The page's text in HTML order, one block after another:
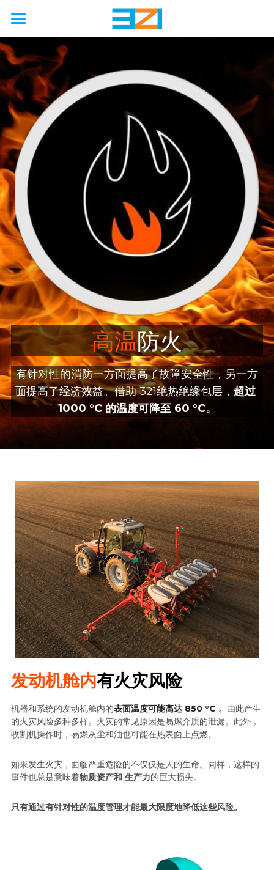
首页
行业
非公路
公路
新能源
硫化机
压缩机
巨型轮胎
制药厂
化工厂
石油天然气
使用场景
国际海上安全公约
废气处理
改造
能力
解决方案
硬金属防护壳
软金属防护罩
柔性节能保温套
国六/七
企业资质
三二一研发
团队风采
新闻动态
高温防火
有针对性的消防一方面提高了故障安全性，另一方
面提高了经济效益。借助 321绝热绝缘包层， 超过
1000 °C 的温度可降至 60 °C。
发动机舱内有火灾风险
机器和系统的发动机舱内的表面温度可能高达 850 °C 。 由此产生
的火灾风险多种多样。火灾的常见原因是易燃介质的泄漏。此外，
收割机操作时，易燃灰尘和油也可能在热表面上点燃。
如果发生火灾，面临严重危险的不仅仅是人的生命。同样，这样的
事件也总是意味着物质资产和 生产力的巨大损失。
只有通过有针对性的温度管理才能最大限度地降低这些风险。